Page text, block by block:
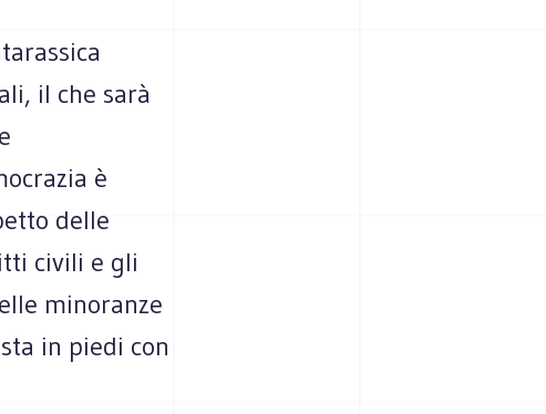
il che sarà
è
delle
civili e gli
minoranze
in piedi con